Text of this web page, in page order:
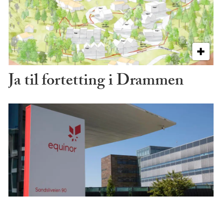
Ja til fortetting i Drammen